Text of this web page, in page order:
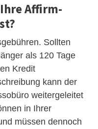
Affirm-
Sollten
als 120 Tage
Kredit
kann der
weitergeleitet
in Ihrer
müssen dennoch